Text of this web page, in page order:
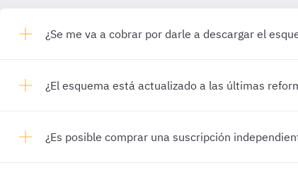
¿Se me va a cobrar por darle a descargar el
¿El esquema está actualizado a las últimas
¿Es posible comprar una suscripción